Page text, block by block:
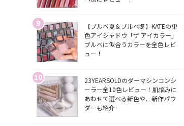
9
【ブルベ夏＆ブルベ冬】KATEの単
色アイシャドウ「ザ アイカラー」
ブルベに似合うカラーを全色レビ
ュー！
10
23YEARSOLDのダーマシンコンシ
ーラー全10色レビュー！肌悩みに
あわせて選べる新色や、新作パウ
ダーも紹介